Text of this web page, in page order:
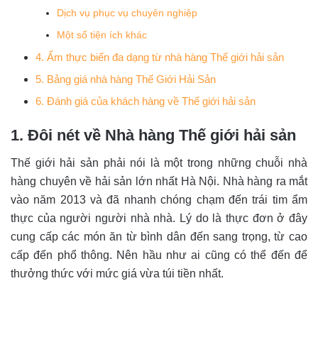
Dịch vụ phục vụ chuyên nghiệp
Một số tiện ích khác
4. Ẩm thực biển đa dạng từ nhà hàng Thế giới hải sản
5. Bảng giá nhà hàng Thế Giới Hải Sản
6. Đánh giá của khách hàng về Thế giới hải sản
1. Đôi nét về Nhà hàng Thế giới hải sản
Thế giới hải sản phải nói là một trong những chuỗi nhà
hàng chuyên về hải sản lớn nhất Hà Nội. Nhà hàng ra mắt
vào năm 2013 và đã nhanh chóng chạm đến trái tim ẩm
thực của người người nhà nhà. Lý do là thực đơn ở đây
cung cấp các món ăn từ bình dân đến sang trọng, từ cao
cấp đến phổ thông. Nên hầu như ai cũng có thể đến để
thưởng thức với mức giá vừa túi tiền nhất.